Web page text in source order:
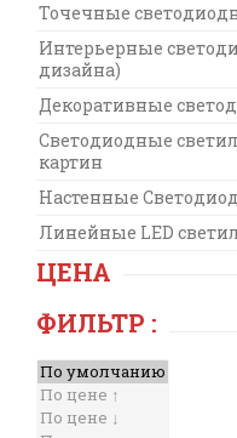
Точечные
Интерьерные
дизайна)
Декоративные
Светодиодные
картин
Настенные
Линейные LED
ЦЕНА
ФИЛЬТР :